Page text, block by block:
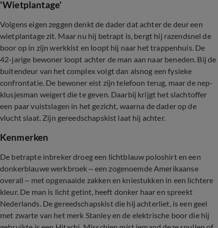
'Wietplantage'
Volgens eigen zeggen denkt de dader dat achter de deur een
wietplantage zit. Maar nu hij betrapt is, bergt hij razendsnel de
boor op in zijn werkkist en loopt hij naar het trappenhuis. De
42-jarige bewoner loopt achter de man aan naar beneden. Bij de
buitendeur van het complex volgt dan alsnog een fysieke
confrontatie. De bewoner eist zijn telefoon terug, maar de nep-
klusjesman weigert die te geven. Daarbij krijgt het slachtoffer
een paar vuistslagen in het gezicht, waarna de dader op de
vlucht slaat. Zijn gereedschapskist laat hij achter.
Kenmerken
De betrapte inbreker droeg een lichtblauw poloshirt en een
donkerblauwe werkbroek – een zogenoemde Amerikaanse
overall – met opgenaaide zakken en kniestukken in een lichtere
kleur. De man is licht getint, heeft donker haar en spreekt
Nederlands. De gereedschapskist die hij achterliet, is een geel
met zwarte van het merk Stanley en de elektrische boor die hij